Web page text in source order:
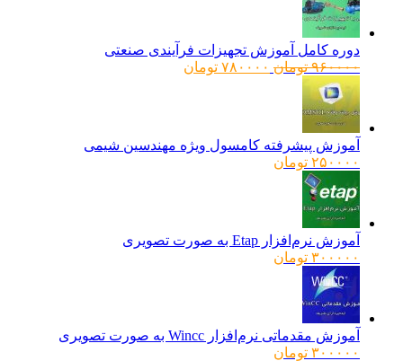
دوره کامل آموزش تجهیزات فرآیندی صنعتی
۹۶۰۰۰۰ تومانقیمت
۷۸۰۰۰۰ تومانقیمت
آموزش پیشرفته کامسول ویژه مهندسین شیمی
۲۵۰۰۰۰ تومان
آموزش نرم‌افزار Etap به صورت تصویری
۳۰۰۰۰۰ تومان
آموزش مقدماتی نرم‌افزار Wincc به صورت تصویری
۳۰۰۰۰۰ تومان